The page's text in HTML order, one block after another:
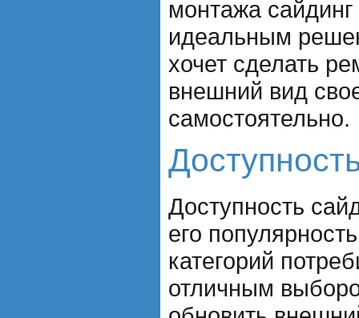
монтажа сайдинг
идеальным
хочет сделать
внешний вид
самостоятельно.
Доступность
его
категорий
отличным